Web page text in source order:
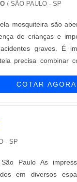
Telas é uma
/ SÃO PAULO - SP
mosquiteira são
de crianças e
graves. É
precisa combinar
COTAR AGORA
- SP
São Paulo As
em diversos